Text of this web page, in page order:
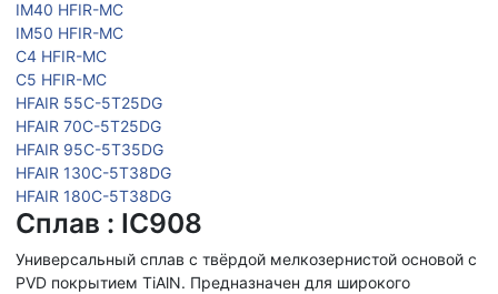
IM40 HFIR-MC
IM50 HFIR-MC
C4 HFIR-MC
C5 HFIR-MC
HFAIR 55C-5T25DG
HFAIR 70C-5T25DG
HFAIR 95C-5T35DG
HFAIR 130C-5T38DG
HFAIR 180C-5T38DG
Сплав : IC908
Универсальный сплав с твёрдой мелкозернистой основой с
PVD покрытием TiAlN. Предназначен для широкого